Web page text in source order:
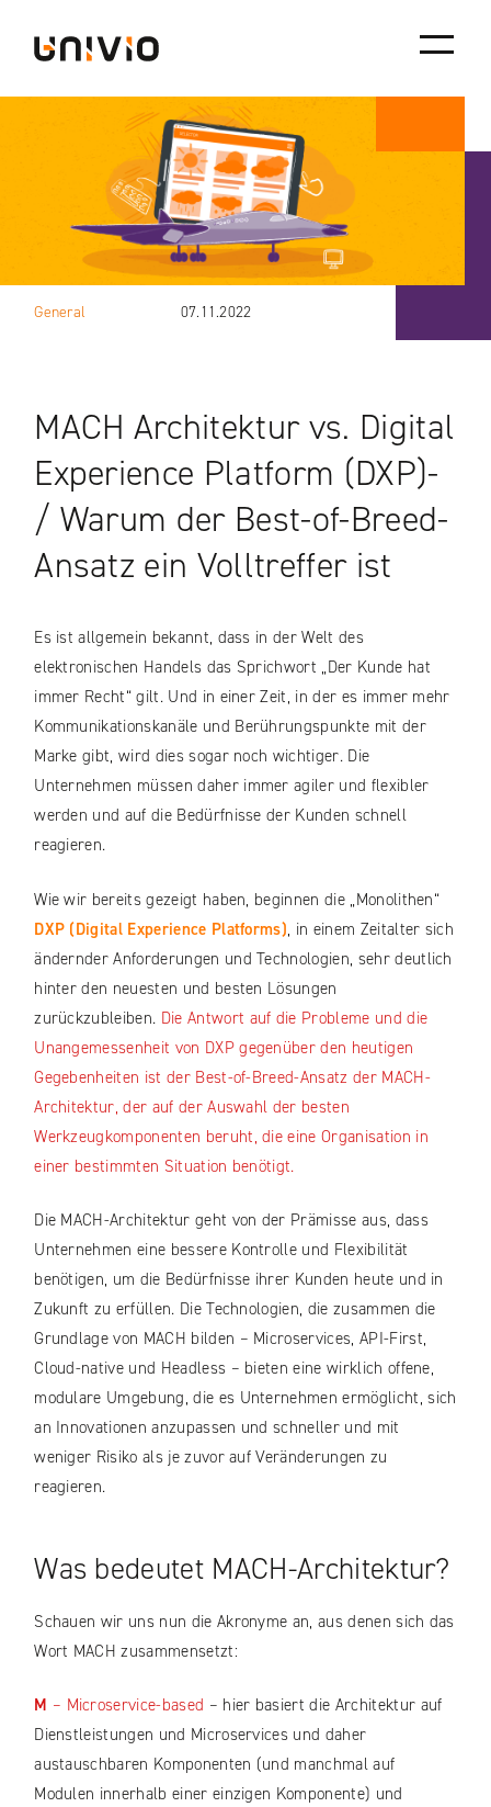
content
General 07.11.2022
MACH Architektur vs. Digital
Experience Platform (DXP)-
/ Warum der Best-of-Breed-
Ansatz ein Volltreffer ist
Es ist allgemein bekannt, dass in der Welt des
elektronischen Handels das Sprichwort „Der Kunde hat
immer Recht“ gilt. Und in einer Zeit, in der es immer mehr
Kommunikationskanäle und Berührungspunkte mit der
Marke gibt, wird dies sogar noch wichtiger. Die
Unternehmen müssen daher immer agiler und flexibler
werden und auf die Bedürfnisse der Kunden schnell
reagieren.
Wie wir bereits gezeigt haben, beginnen die „Monolithen“
DXP (Digital Experience Platforms), in einem Zeitalter sich
ändernder Anforderungen und Technologien, sehr deutlich
hinter den neuesten und besten Lösungen
zurückzubleiben. Die Antwort auf die Probleme und die
Unangemessenheit von DXP gegenüber den heutigen
Gegebenheiten ist der Best-of-Breed-Ansatz der MACH-
Architektur, der auf der Auswahl der besten
Werkzeugkomponenten beruht, die eine Organisation in
einer bestimmten Situation benötigt.
Die MACH-Architektur geht von der Prämisse aus, dass
Unternehmen eine bessere Kontrolle und Flexibilität
benötigen, um die Bedürfnisse ihrer Kunden heute und in
Zukunft zu erfüllen. Die Technologien, die zusammen die
Grundlage von MACH bilden – Microservices, API-First,
Cloud-native und Headless – bieten eine wirklich offene,
modulare Umgebung, die es Unternehmen ermöglicht, sich
an Innovationen anzupassen und schneller und mit
weniger Risiko als je zuvor auf Veränderungen zu
reagieren.
Was bedeutet MACH-Architektur?
Schauen wir uns nun die Akronyme an, aus denen sich das
Wort MACH zusammensetzt:
M – Microservice-based – hier basiert die Architektur auf
Dienstleistungen und Microservices und daher
austauschbaren Komponenten (und manchmal auf
Modulen innerhalb einer einzigen Komponente) und